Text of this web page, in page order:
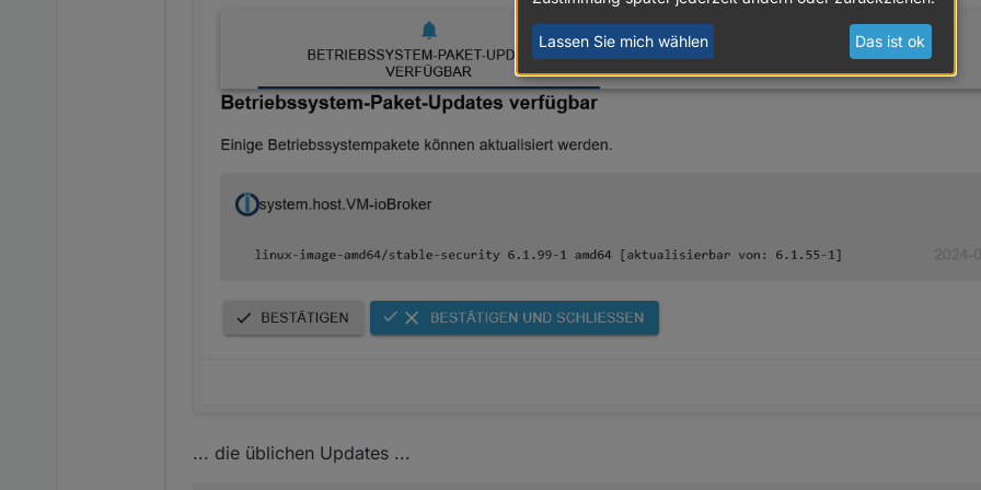
libdbus-1-3/stable 1.14.10-1~deb12u1 amd64 [upgradable from: 1.14.6-1]
libdbus-1-dev/stable 1.14.10-1~deb12u1 amd64 [upgradable from: 1.14.6-1]
libfdisk1/stable,stable-security 2.38.1-5+deb12u1 amd64 [upgradable from:
libfreetype-dev/stable 2.12.1+dfsg-5+deb12u3 amd64 [upgradable from:
libfreetype6/stable 2.12.1+dfsg-5+deb12u3 amd64 [upgradable from: 2.12.1+dfsg-5]
libgdk-pixbuf-2.0-0/stable 2.42.10+dfsg-1+deb12u1 amd64 [upgradable from:
libgdk-pixbuf2.0-bin/stable 2.42.10+dfsg-1+deb12u1 amd64 [upgradable from:
libglib2.0-bin/stable 2.74.6-2+deb12u3 amd64 [upgradable from: 2.74.6-2]
libglib2.0-dev-bin/stable 2.74.6-2+deb12u3 amd64 [upgradable from: 2.74.6-2]
libgssapi-krb5-2/stable 1.20.1-2+deb12u1 amd64 [upgradable from: 1.20.1-2]
libisl23/stable 0.25-1.1 amd64 [upgradable from: 0.25-1]
libnftables1/stable 1.0.6-2+deb12u2 amd64 [upgradable from: 1.0.6-2]
... die üblichen Updates ...
Lassen Sie mich wählen Das ist ok